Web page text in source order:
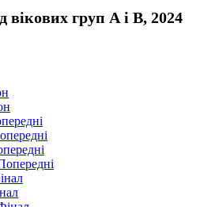
вікових груп А і В, 2024